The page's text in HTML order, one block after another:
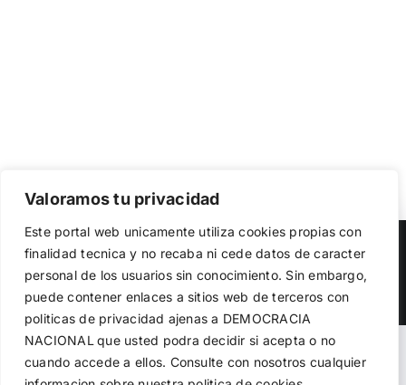
Valoramos tu privacidad
Este portal web unicamente utiliza cookies propias con
finalidad tecnica y no recaba ni cede datos de caracter
personal de los usuarios sin conocimiento. Sin embargo,
puede contener enlaces a sitios web de terceros con
politicas de privacidad ajenas a DEMOCRACIA
NACIONAL que usted podra decidir si acepta o no
cuando accede a ellos. Consulte con nosotros cualquier
Copyright 2023 | Democracia Nacional | All Rights Reserved
Facebook
TwitterInstagram
Warning: Undefined variable $visibility_homepage in
el funcionamiento de la web, medir su uso y mejorar
nuestros servicios. Puede aceptar todas las cookies,
rechazar las no necesarias o configurar sus preferencias.
Política de cookies
Aceptar todo